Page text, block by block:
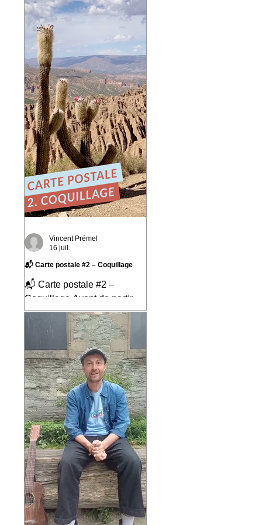
playlist du réseau Ferarock.
🎶 Un grand merci aux
programmateurs et aux
radios du réseau pour leur
confiance. La route
continue… ☀️ 🎧 Envie de
découvrir l'album ?
https://bfan.link/cafe-
campesino-carnets-d-
amerique-du-sud
#VincentPremel
#CafeCampesino #Ferarock
📬 Carte postale #2 – Coquillage
📬 Carte postale #2 –
Coquillage Avant de partir
pour neuf mois sur les routes
d'Amérique du Sud, j'ai écrit
la chanson « Coquillage »
pour mes enfants. C'était une
façon d'imaginer le voyage
avant même de le vivre, de
mettre en musique tout ce
que j'espérais découvrir en
chemin et de partager ce
rêve avec ceux qui allaient
prendre la route avec moi.
Ce qui est assez incroyable,
c'est qu'au fil des mois, nous
avons vécu près de 90 % de
ce que raconte cette
Vincent Prémel
16 juil.